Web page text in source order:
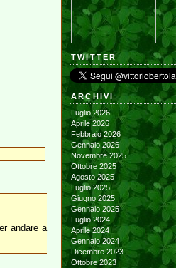
andare a
TWITTER
ARCHIVI
Luglio 2026
Aprile 2026
Febbraio 2026
Gennaio 2026
Novembre 2025
Ottobre 2025
Agosto 2025
Luglio 2025
Giugno 2025
Gennaio 2025
Luglio 2024
Aprile 2024
Gennaio 2024
Dicembre 2023
Ottobre 2023